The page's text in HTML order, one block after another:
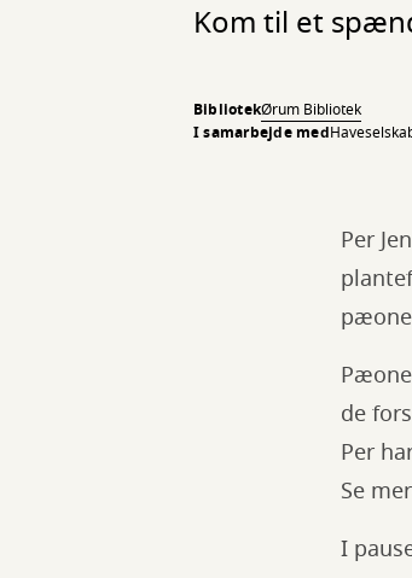
Kom til et
BibliotekØrum Bibliotek
I samarbejde med
Per
de
Per
Se
I